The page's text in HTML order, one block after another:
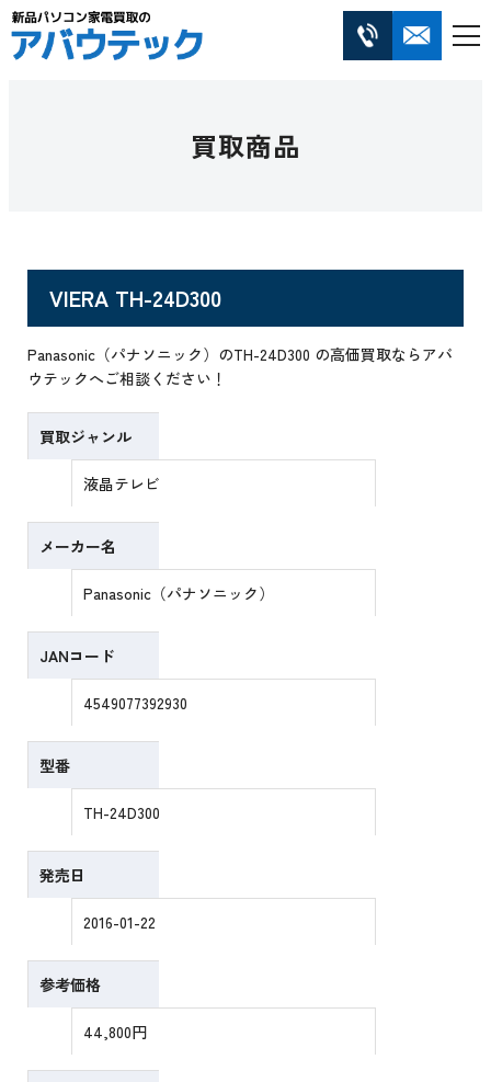
買取商品
VIERA TH-24D300
Panasonic（パナソニック）のTH-24D300 の高価買取ならアバ
ウテックへご相談ください！
買取ジャンル
液晶テレビ
メーカー名
Panasonic（パナソニック）
JANコード
4549077392930
型番
TH-24D300
発売日
2016-01-22
参考価格
44,800円